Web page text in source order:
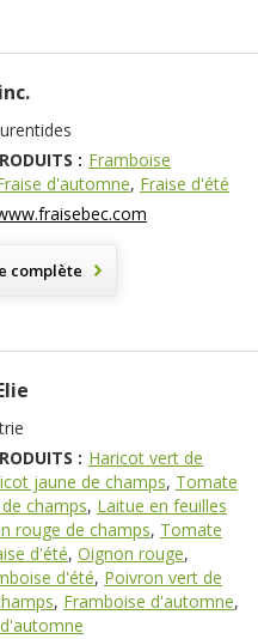
: Framboise
d'automne, Fraise d'été
complète
: Haricot vert de
jaune de champs, Tomate
champs, Laitue en feuilles
rouge de champs, Tomate
d'été, Oignon rouge,
d'été, Poivron vert de
, Framboise d'automne,